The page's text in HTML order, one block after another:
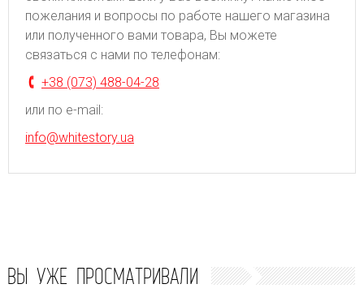
пожелания и вопросы по работе нашего магазина
или полученного вами товара, Вы можете
связаться с нами по телефонам:
+38 (073) 488-04-28
или по e-mail:
info@whitestory.ua
ВЫ УЖЕ ПРОСМАТРИВАЛИ